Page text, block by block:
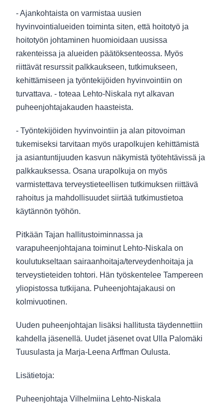
- Ajankohtaista on varmistaa uusien
hyvinvointialueiden toiminta siten, että hoitotyö ja
hoitotyön johtaminen huomioidaan uusissa
rakenteissa ja alueiden päätöksenteossa. Myös
riittävät resurssit palkkaukseen, tutkimukseen,
kehittämiseen ja työntekijöiden hyvinvointiin on
turvattava. - toteaa Lehto-Niskala nyt alkavan
puheenjohtajakauden haasteista.
- Työntekijöiden hyvinvointiin ja alan pitovoiman
tukemiseksi tarvitaan myös urapolkujen kehittämistä
ja asiantuntijuuden kasvun näkymistä työtehtävissä ja
palkkauksessa. Osana urapolkuja on myös
varmistettava terveystieteellisen tutkimuksen riittävä
rahoitus ja mahdollisuudet siirtää tutkimustietoa
käytännön työhön.
Pitkään Tajan hallitustoiminnassa ja
varapuheenjohtajana toiminut Lehto-Niskala on
koulutukseltaan sairaanhoitaja/terveydenhoitaja ja
terveystieteiden tohtori. Hän työskentelee Tampereen
yliopistossa tutkijana. Puheenjohtajakausi on
kolmivuotinen.
Uuden puheenjohtajan lisäksi hallitusta täydennettiin
kahdella jäsenellä. Uudet jäsenet ovat Ulla Palomäki
Tuusulasta ja Marja-Leena Arffman Oulusta.
Lisätietoja:
Puheenjohtaja Vilhelmiina Lehto-Niskala